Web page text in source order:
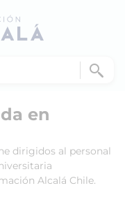
en
dirigidos al personal
Alcalá Chile.